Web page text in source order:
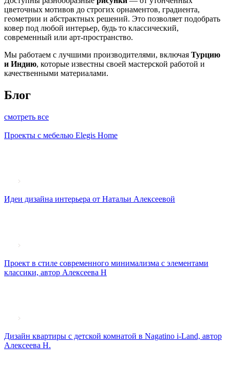
цветочных мотивов до строгих орнаментов, градиента,
геометрии и абстрактных решений. Это позволяет подобрать
ковер под любой интерьер, будь то классический,
современный или арт-пространство.
Мы работаем с лучшими производителями, включая Турцию
и Индию, которые известны своей мастерской работой и
качественными материалами.
Блог
смотреть все
Проекты с мебелью Elegis Home
Идеи дизайна интерьера от Натальи Алексеевой
Проект в стиле современного минимализма с элементами
классики, автор Алексеева Н
Дизайн квартиры с детской комнатой в Nagatino i-Land, автор
Алексеева Н.